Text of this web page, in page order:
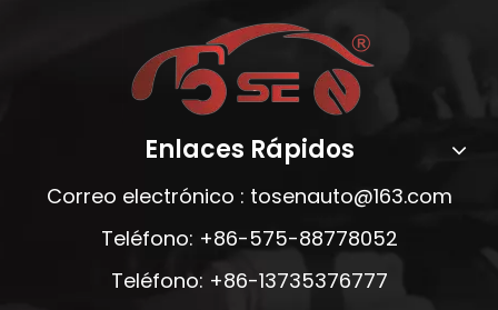
Enlaces Rápidos
Correo electrónico : tosenauto@163.com
Teléfono: +86-575-88778052
Teléfono: +86-13735376777